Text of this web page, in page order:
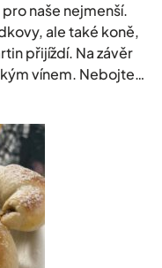
naše nejmenší.
ale také koně,
přijíždí. Na závěr
vínem. Nebojte…